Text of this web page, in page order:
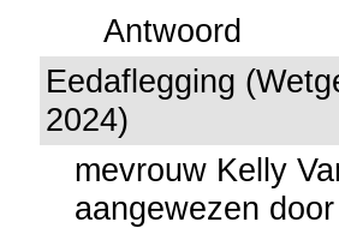
Antwoord
Eedaflegging
2024)
mevrouw Kelly
aangewezen